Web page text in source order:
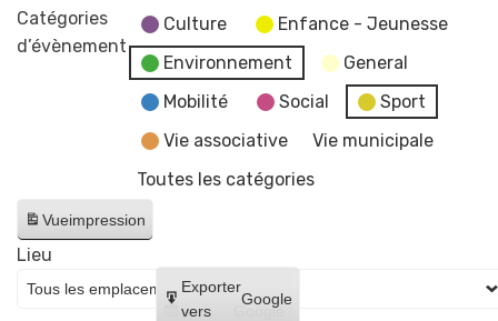
Catégories
d’évènement
Culture
Enfance - Jeunesse
Environnement
General
Mobilité
Social
Sport
Vie associative
Vie municipale
Toutes les catégories
Vueimpression
Créer
un
Google
Exporter
vers
Google
Lieu